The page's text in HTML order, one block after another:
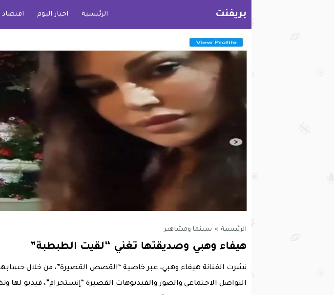
بريفنت الرئيسية اخبار اليوم اقتصاد
الرئيسية » سينما ومشاهير
هيفاء وهبي وصديقتها تغني “لقيت الطبطبة”
نشرت الفنانة هيفاء وهبي، عبر خاصية “القصص القصيرة”، من خلال
التواصل الاجتماعي والصور والفيديوهات القصيرة “إنستجرام”، فيديو لها